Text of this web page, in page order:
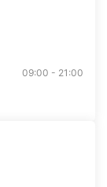
09:00 - 21:00